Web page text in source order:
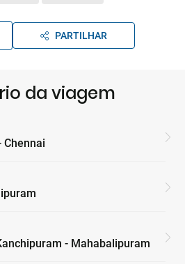
PARTILHAR
da viagem
Chennai
- Mahabalipuram